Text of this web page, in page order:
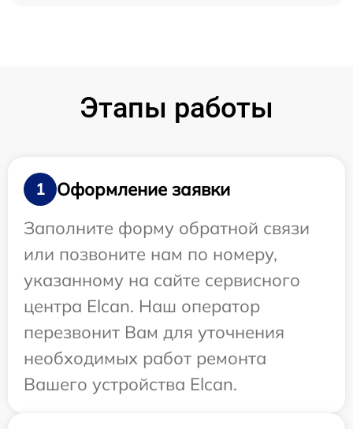
Этапы работы
1
Оформление заявки
Заполните форму обратной связи
или позвоните нам по номеру,
указанному на сайте сервисного
центра Elcan. Наш оператор
перезвонит Вам для уточнения
необходимых работ ремонта
Вашего устройства Elcan.